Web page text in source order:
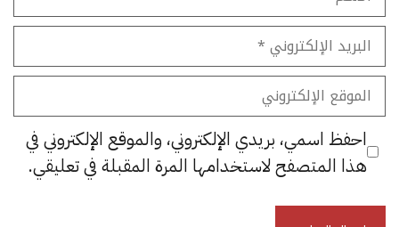
البريد
الإلكتروني
الموقع
الإلكتروني
احفظ اسمي، بريدي الإلكتروني، والموقع الإلكتروني في
هذا المتصفح لاستخدامها المرة المقبلة في تعليقي.